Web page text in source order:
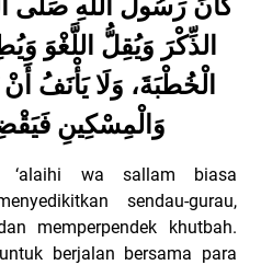
كَانَ رَسُولُ اللَّهِ صَلَّى
الذِّكْرَ وَيُقِلُّ اللَّغْوَ
الْخُطْبَةَ، وَلَا يَأْنَفُ
وَالْمِسْكِينِ
‘alaihi wa sallam biasa
sendau-gurau,
memperpendek khutbah.
berjalan bersama para